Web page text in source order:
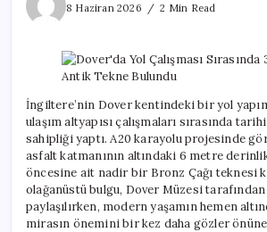
8 Haziran 2026
2 Min Read
İngiltere’nin Dover kentindeki bir yol
ulaşım altyapısı çalışmaları sırasında
sahipliği yaptı. A20 karayolu projesinde
asfalt katmanının altındaki 6 metre
öncesine ait nadir bir Bronz Çağı teknesi
olağanüstü bulgu, Dover Müzesi
paylaşılırken, modern yaşamın hemen
mirasın önemini bir kez daha gözler